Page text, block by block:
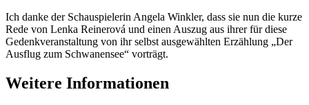
Ich danke der Schauspielerin Angela Winkler, dass sie nun die kurze
Rede von Lenka Reinerová und einen Auszug aus ihrer für diese
Gedenkveranstaltung von ihr selbst ausgewählten Erzählung „Der
Ausflug zum Schwanensee“ vorträgt.
Weitere Informationen